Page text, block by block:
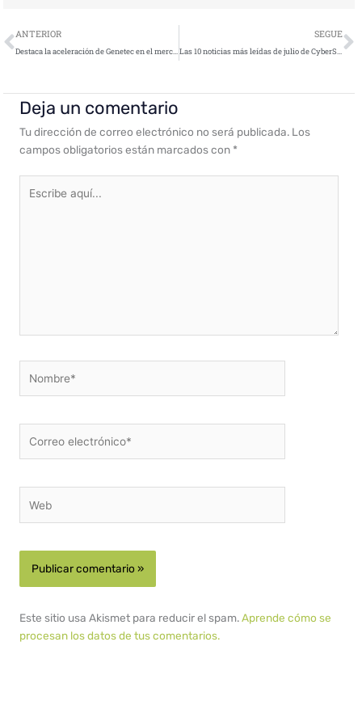
Ant
ANTERIOR
Destaca la aceleración de Genetec en el mercado de software para la gestión de accesos a nivel mundial
SEGUE
Las 10 noticias más leídas de julio de CyberSecurity News
Deja un comentario
Tu dirección de correo electrónico no será publicada. Los
campos obligatorios están marcados con *
aquí...
electrónico*
Este sitio usa Akismet para reducir el spam.Aprende cómo se
procesan los datos de tus comentarios.